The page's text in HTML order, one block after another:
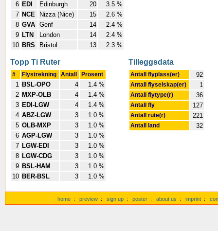
6 EDI Edinburgh 20
3.5 %
7 NCE Nizza (Nice) 15
2.6 %
8 GVA Genf 14
2.4 %
9 LTN London 14
2.4 %
10 BRS Bristol 13 2.3 %
Topp Ti Ruter
# Flystrekning Antall Prosent
1 BSL-OPO 4
1.4 %
2 MXP-OLB 4
1.4 %
3 EDI-LGW 4
1.4 %
4 ABZ-LGW 3
1.0 %
5 OLB-MXP 3
1.0 %
6 AGP-LGW 3
1.0 %
7 LGW-EDI 3
1.0 %
8 LGW-CDG 3
1.0 %
9 BSL-HAM 3
1.0 %
10 BER-BSL 3 1.0 %
Tilleggsdata
Antall flyplass(er) 92
Antall flyselskap(er) 1
Antall flytype(r) 36
Antall fly 127
Antall rute(r) 221
Antall land 32
home : preview : sign up : poster : about us : imprint :